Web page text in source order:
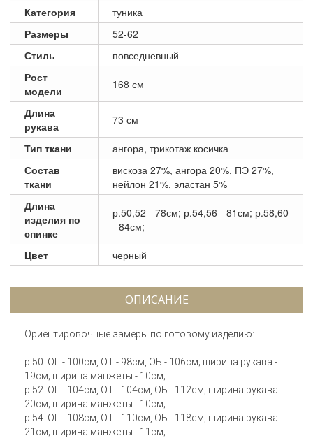
Категория
туника
Размеры
52-62
Стиль
повседневный
Рост
модели
168 см
Длина
рукава
73 см
Тип ткани
ангора, трикотаж косичка
Состав
ткани
вискоза 27%, ангора 20%, ПЭ 27%,
нейлон 21%, эластан 5%
Длина
изделия по
спинке
р.50,52 - 78см; р.54,56 - 81см; р.58,60
- 84см;
Цвет черный
ОПИСАНИЕ
Ориентировочные замеры по готовому изделию:
р.50: ОГ - 100см, ОТ - 98см, ОБ - 106см; ширина рукава -
19см; ширина манжеты - 10см;
р.52: ОГ - 104см, ОТ - 104см, ОБ - 112см; ширина рукава -
20см; ширина манжеты - 10см;
р.54: ОГ - 108см, ОТ - 110см, ОБ - 118см; ширина рукава -
21см; ширина манжеты - 11см;